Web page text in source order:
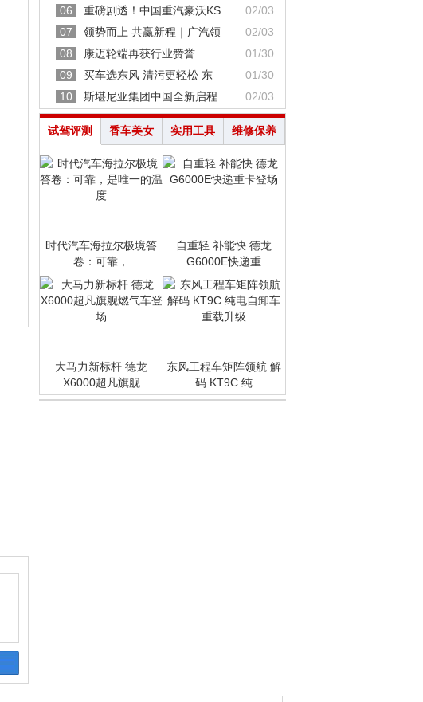
06
重磅剧透！中国重汽豪沃KS
02/03
07
领势而上 共赢新程｜广汽领
02/03
08
康迈轮端再获行业赞誉
01/30
09
买车选东风 清污更轻松 东
01/30
10
斯堪尼亚集团中国全新启程 02/03
试驾评测 香车美女 实用工具 维修保养
时代汽车海拉尔极境答
卷：可靠，
自重轻 补能快 德龙
G6000E快递重
大马力新标杆 德龙
X6000超凡旗舰
东风工程车矩阵领航 解
码 KT9C 纯